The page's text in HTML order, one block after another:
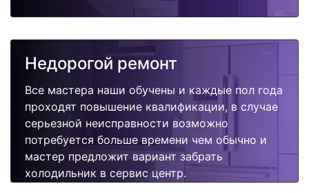
Недорогой ремонт
Все мастера наши обучены и каждые пол года
проходят повышение квалификации, в случае
серьезной неисправности возможно
потребуется больше времени чем обычно и
мастер предложит вариант забрать
холодильник в сервис центр.